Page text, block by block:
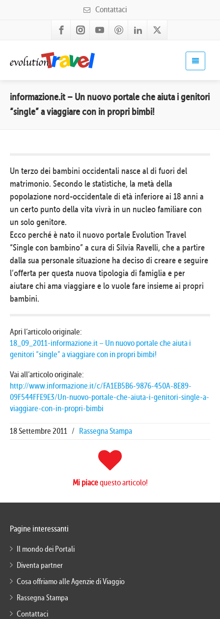
Contattaci
informazione.it – Un nuovo portale che aiuta i genitori
“single” a viaggiare con in propri bimbi!
Un terzo dei bambini occidentali nasce al di fuori del
matrimonio. Secondo le statistiche, la metà della
popolazione nord-occidentale di età inferiore ai 18 anni a
un certo punto della vita vivrà in un nucleo familiare con
un solo genitore.
Ecco perché è nato il nuovo portale Evolution Travel
“Single con bambino” a cura di Silvia Ravelli, che a partire
dalla sua personale situazione ha deciso di creare e seguire
l’offerta per questa nuova tipologia di famiglia e per
aiutare chi ama viaggiare e lo vuole fare insieme ai propri
bambini.
Apri l’articolo originale:
18_09_2011-informazione.it – Un nuovo portale che aiuta i
genitori “single” a viaggiare con in propri bimbi!
Vai all’articolo originale:
http://www.informazione.it/c/FA1EB5B6-9876-450A-8E89-
09F544FFE9E3/Un-nuovo-portale-che-aiuta-i-genitori-single-a-
viaggiare-con-in-propri-bimbi
18 Settembre 2011 / Rassegna Stampa
Mi piacequesto articolo!
Pagine interessanti
Il mondo dei Portali
Diventa partner
Cosa offriamo alle Agenzie di Viaggio
Rassegna Stampa
Contattaci